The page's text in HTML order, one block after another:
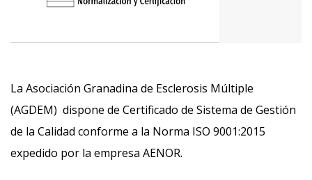
La Asociación Granadina de Esclerosis Múltiple
(AGDEM) dispone de Certificado de Sistema de Gestión
de la Calidad conforme a la Norma ISO 9001:2015
expedido por la empresa AENOR.